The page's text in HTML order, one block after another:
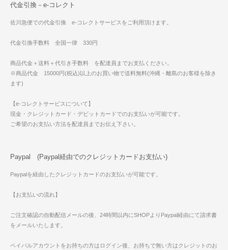
代金引換－e-コレクト
佐川急便での代金引換 e-コレクトサービスをご利用頂けます。
代金引換手数料 全国一律 330円
商品代金＋送料＋代引き手数料 を配達員までお支払ください。
※商品代金 15000円(税込)以上のお買い物で送料無料(沖縄・離島のお客様を除き
ます)
【e-コレクトサービスについて】
現金・クレジットカード・デビットカードでのお支払いが可能です。
ご希望のお支払い方法を配達員までお伝え下さい。
Paypal (Paypal経由でのクレジットカードお支払い)
Paypalを経由したクレジットカードのお支払いが可能です。
【お支払いの流れ】
ご注文確認の自動配信メールの後、24時間以内にSHOPよりPaypal経由にて請求書
をメールいたします。
ペイパルアカウントをお持ちの方はログイン後、お持ちで無い方はクレジットのお